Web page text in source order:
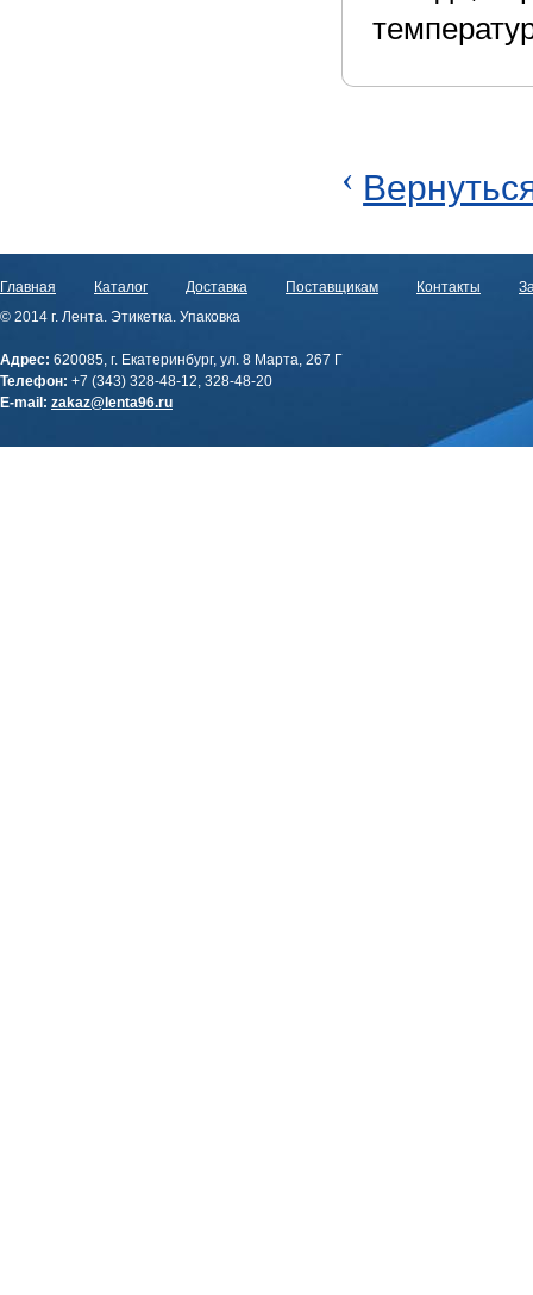
‹
Главная Каталог Доставка Поставщикам Контакты
© 2014 г. Лента. Этикетка. Упаковка
Адрес: 620085, г. Екатеринбург, ул. 8 Марта, 267 Г
Телефон: +7 (343) 328-48-12, 328-48-20
E-mail: zakaz@lenta96.ru